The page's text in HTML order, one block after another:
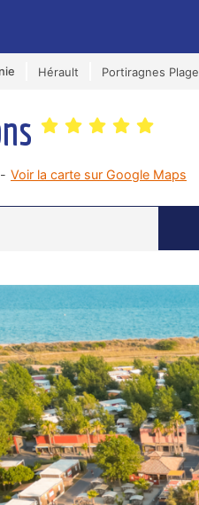
Hérault Portiragnes Plage
Voir la carte sur Google Maps